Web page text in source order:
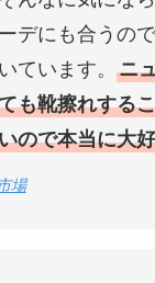
デにも合うの
ています。 ニ
も靴擦れする
ので本当に大
場